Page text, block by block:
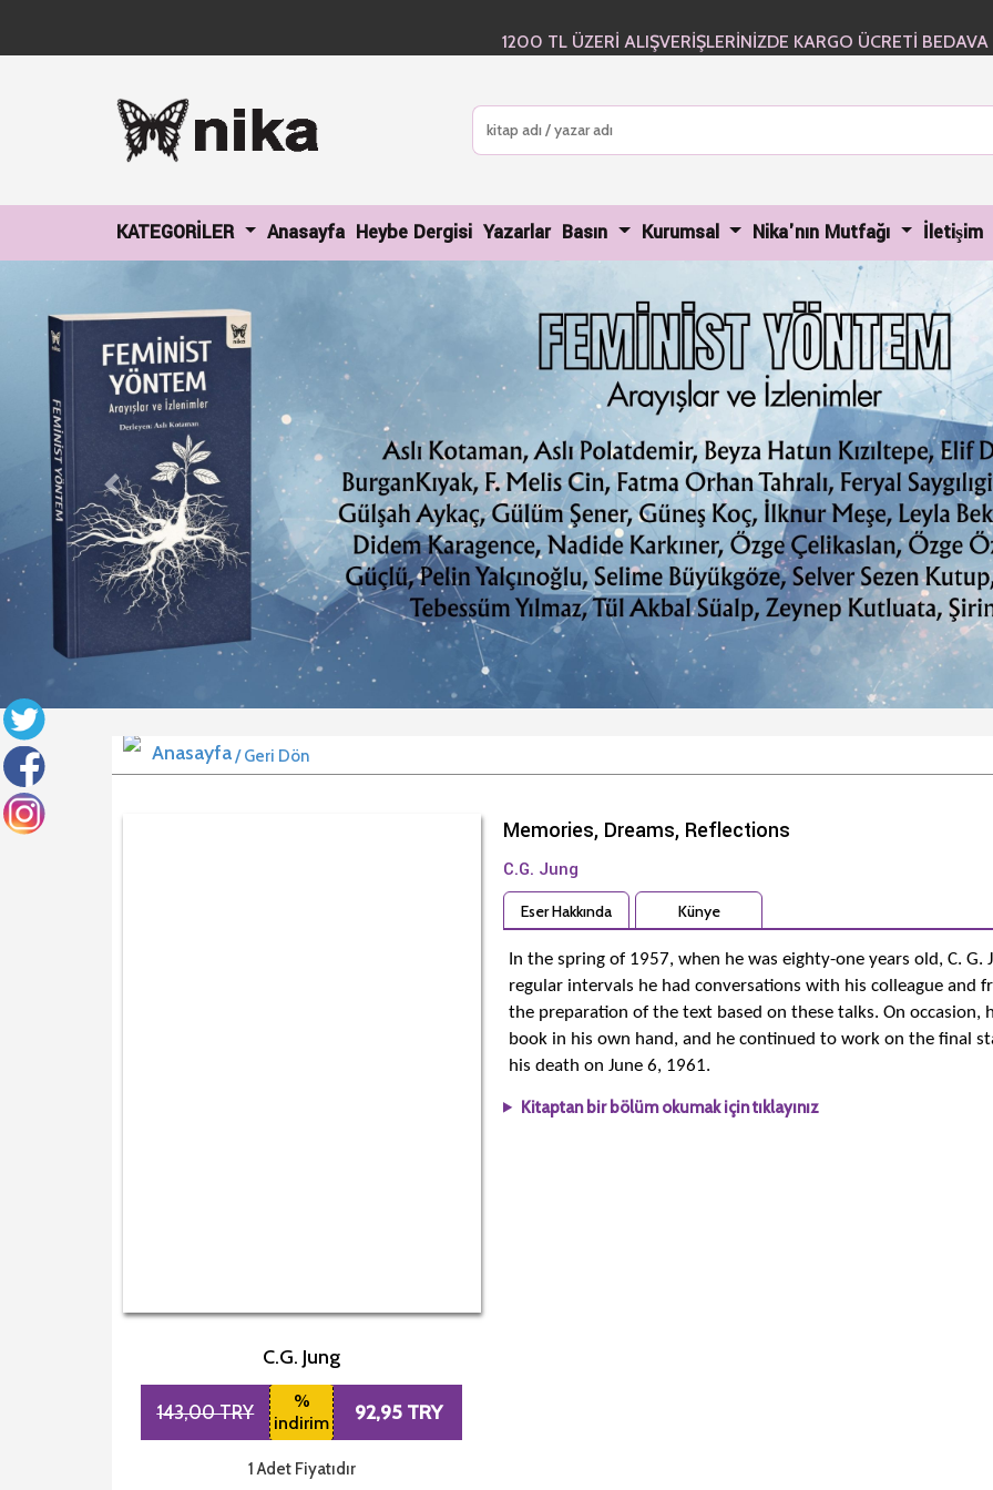
1200 TL ÜZERİ ALIŞVERİŞLERİNİZDE KARGO ÜCRETİ BEDAVA
KATEGORİLER Anasayfa(current)
Heybe Dergisi(current)
Yazarlar Basın Kurumsal Nika'nın Mutfağı İletişim
Previous
/ Geri Dön
C.G. Jung
143,00 TRY
%
indirim
92,95 TRY
1 Adet Fiyatıdır
Memories, Dreams, Reflections
C.G. Jung
Eser Hakkında Künye
In the spring of 1957, when he was eighty-one years old, C.
regular intervals he had conversations with his colleague and
the preparation of the text based on these talks. On
book in his own hand, and he continued to work on the final
his death on June 6, 1961.
Kitaptan bir bölüm okumak için tıklayınız